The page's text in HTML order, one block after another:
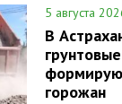
5 августа
В
горожан